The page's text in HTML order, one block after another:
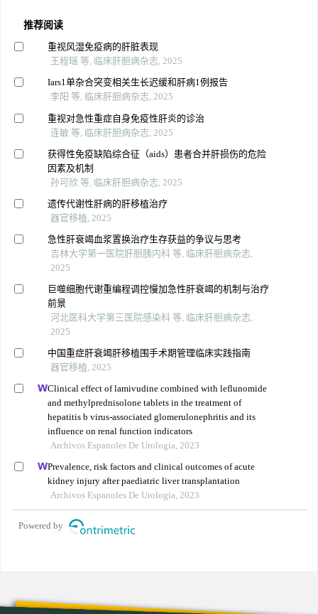
推荐阅读
重视风湿免疫病的肝脏表现
王程瑶 等, 临床肝胆病杂志, 2025
Iars1单杂合突变相关生长迟缓和肝病1例报告
李阳 等, 临床肝胆病杂志, 2025
重视对急性重症自身免疫性肝炎的诊治
连敏 等, 临床肝胆病杂志, 2025
获得性免疫缺陷综合征（aids）患者合并肝损伤的危险
因素及机制
孙可欣 等, 临床肝胆病杂志, 2025
遗传代谢性肝病的肝移植治疗
器官移植, 2025
急性肝衰竭血浆置换治疗生存获益的争议与思考
吉林大学第一医院肝胆胰内科 等, 临床肝胆病杂志,
2025
巨噬细胞代谢重编程调控慢加急性肝衰竭的机制与治疗
前景
河北医科大学第三医院感染科 等, 临床肝胆病杂志,
2025
中国重症肝衰竭肝移植围手术期管理临床实践指南
器官移植, 2025
Clinical effect of lamivudine combined with leflunomide
and methylprednisolone tablets in the treatment of
hepatitis b virus-associated glomerulonephritis and its
influence on renal function indicators
Archivos Espanoles De Urologia, 2023
Prevalence, risk factors and clinical outcomes of acute
kidney injury after paediatric liver transplantation
Archivos Espanoles De Urologia, 2023
Powered by